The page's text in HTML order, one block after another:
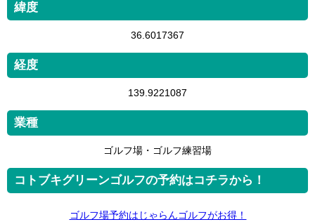
緯度
36.6017367
経度
139.9221087
業種
ゴルフ場・ゴルフ練習場
コトブキグリーンゴルフの予約はコチラから！
ゴルフ場予約はじゃらんゴルフがお得！